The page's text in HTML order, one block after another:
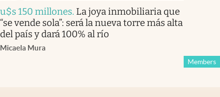
u$s 150 millones. La joya inmobiliaria que
“se vende sola”: será la nueva torre más alta
del país y dará 100% al río
Micaela Mura
Members